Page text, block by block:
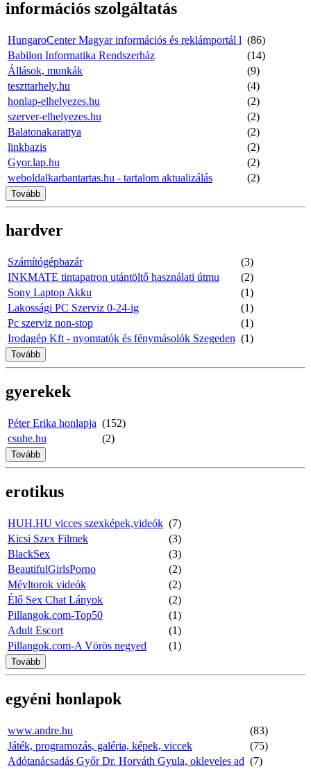
információs szolgáltatás
HungaroCenter Magyar információs és reklámportál l (86)
Babilon Informatika Rendszerház
(14)
Állások, munkák
(9)
teszttarhely.hu
(4)
honlap-elhelyezes.hu
(2)
szerver-elhelyezes.hu
(2)
Balatonakarattya
(2)
linkbazis
(2)
Gyor.lap.hu
(2)
weboldalkarbantartas.hu - tartalom aktualizálás
(2)
Tovább
hardver
Számítógépbazár
(3)
INKMATE tintapatron utántöltő használati útmu
(2)
Sony Laptop Akku
(1)
Lakossági PC Szerviz 0-24-ig
(1)
Pc szerviz non-stop
(1)
Irodagép Kft - nyomtatók és fénymásolók Szegeden (1)
Tovább
gyerekek
Péter Erika honlapja (152)
csuhe.hu
(2)
Tovább
erotikus
HUH.HU vicces szexképek,videók (7)
Kicsi Szex Filmek
(3)
BlackSex
(3)
BeautifulGirlsPorno
(2)
Méyltorok videók
(2)
Élő Sex Chat Lányok
(2)
Pillangok.com-Top50
(1)
Adult Escort
(1)
Pillangok.com-A Vörös negyed
(1)
Tovább
egyéni honlapok
www.andre.hu
(83)
Játék, programozás, galéria, képek, viccek
(75)
Adótanácsadás Győr Dr. Horváth Gyula, okleveles ad (7)